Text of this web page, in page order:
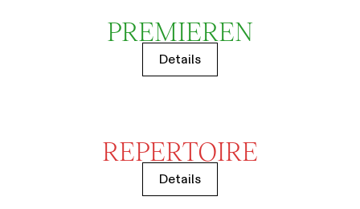
PREMIEREN
Details
REPERTOIRE
Details